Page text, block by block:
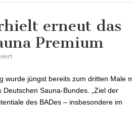
erneut das
Premium
wurde jüngst bereits zum dritten Male
Deutschen Sauna-Bundes. „Ziel der
des BADes – insbesondere im